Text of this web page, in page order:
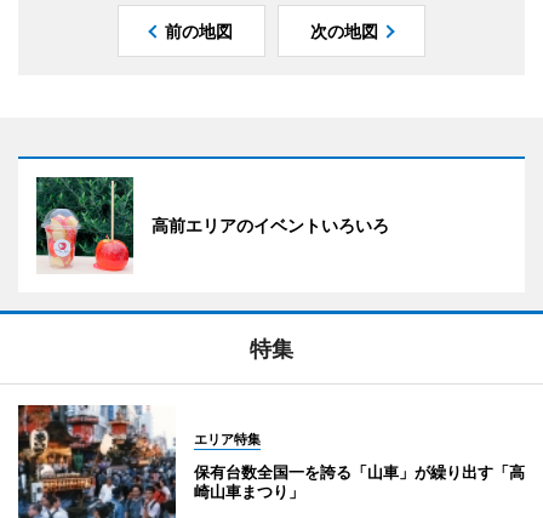
前の地図 次の地図
高前エリアのイベントいろいろ
特集
エリア特集
保有台数全国一を誇る「山車」が繰り出す「高
崎山車まつり」